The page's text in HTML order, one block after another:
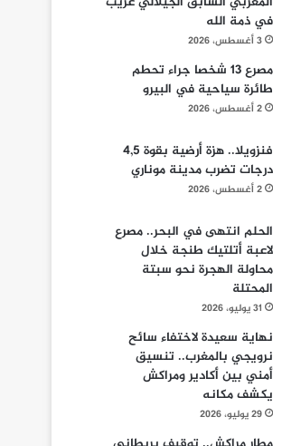
في ذمة الله
3 أغسطس، 2026
مصرع 13 شخصا جراء تحطم
طائرة سياحية في البيرو
2 أغسطس، 2026
فنزويلا.. هزة أرضية بقوة 4,5
درجات تضرب مدينة موناري
2 أغسطس، 2026
الحلم انتهى في البحر.. مصرع
لاعبة أتلتيك طنجة خلال
محاولة الهجرة نحو سبتة
المحتلة
31 يوليو، 2026
نهاية سعيدة لاختفاء سائح
نرويجي بالمغرب.. تنسيق
أمني بين أكادير ومراكش
يكشف مكانه
29 يوليو، 2026